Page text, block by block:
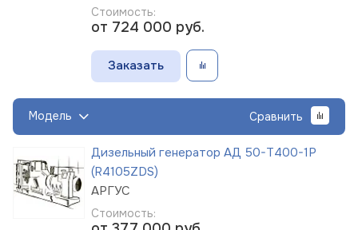
Стоимость:
от 724 000 руб.
Заказать
Модель Сравнить
Дизельный генератор АД 50-Т400-1Р
(R4105ZDS)
АРГУС
Стоимость: